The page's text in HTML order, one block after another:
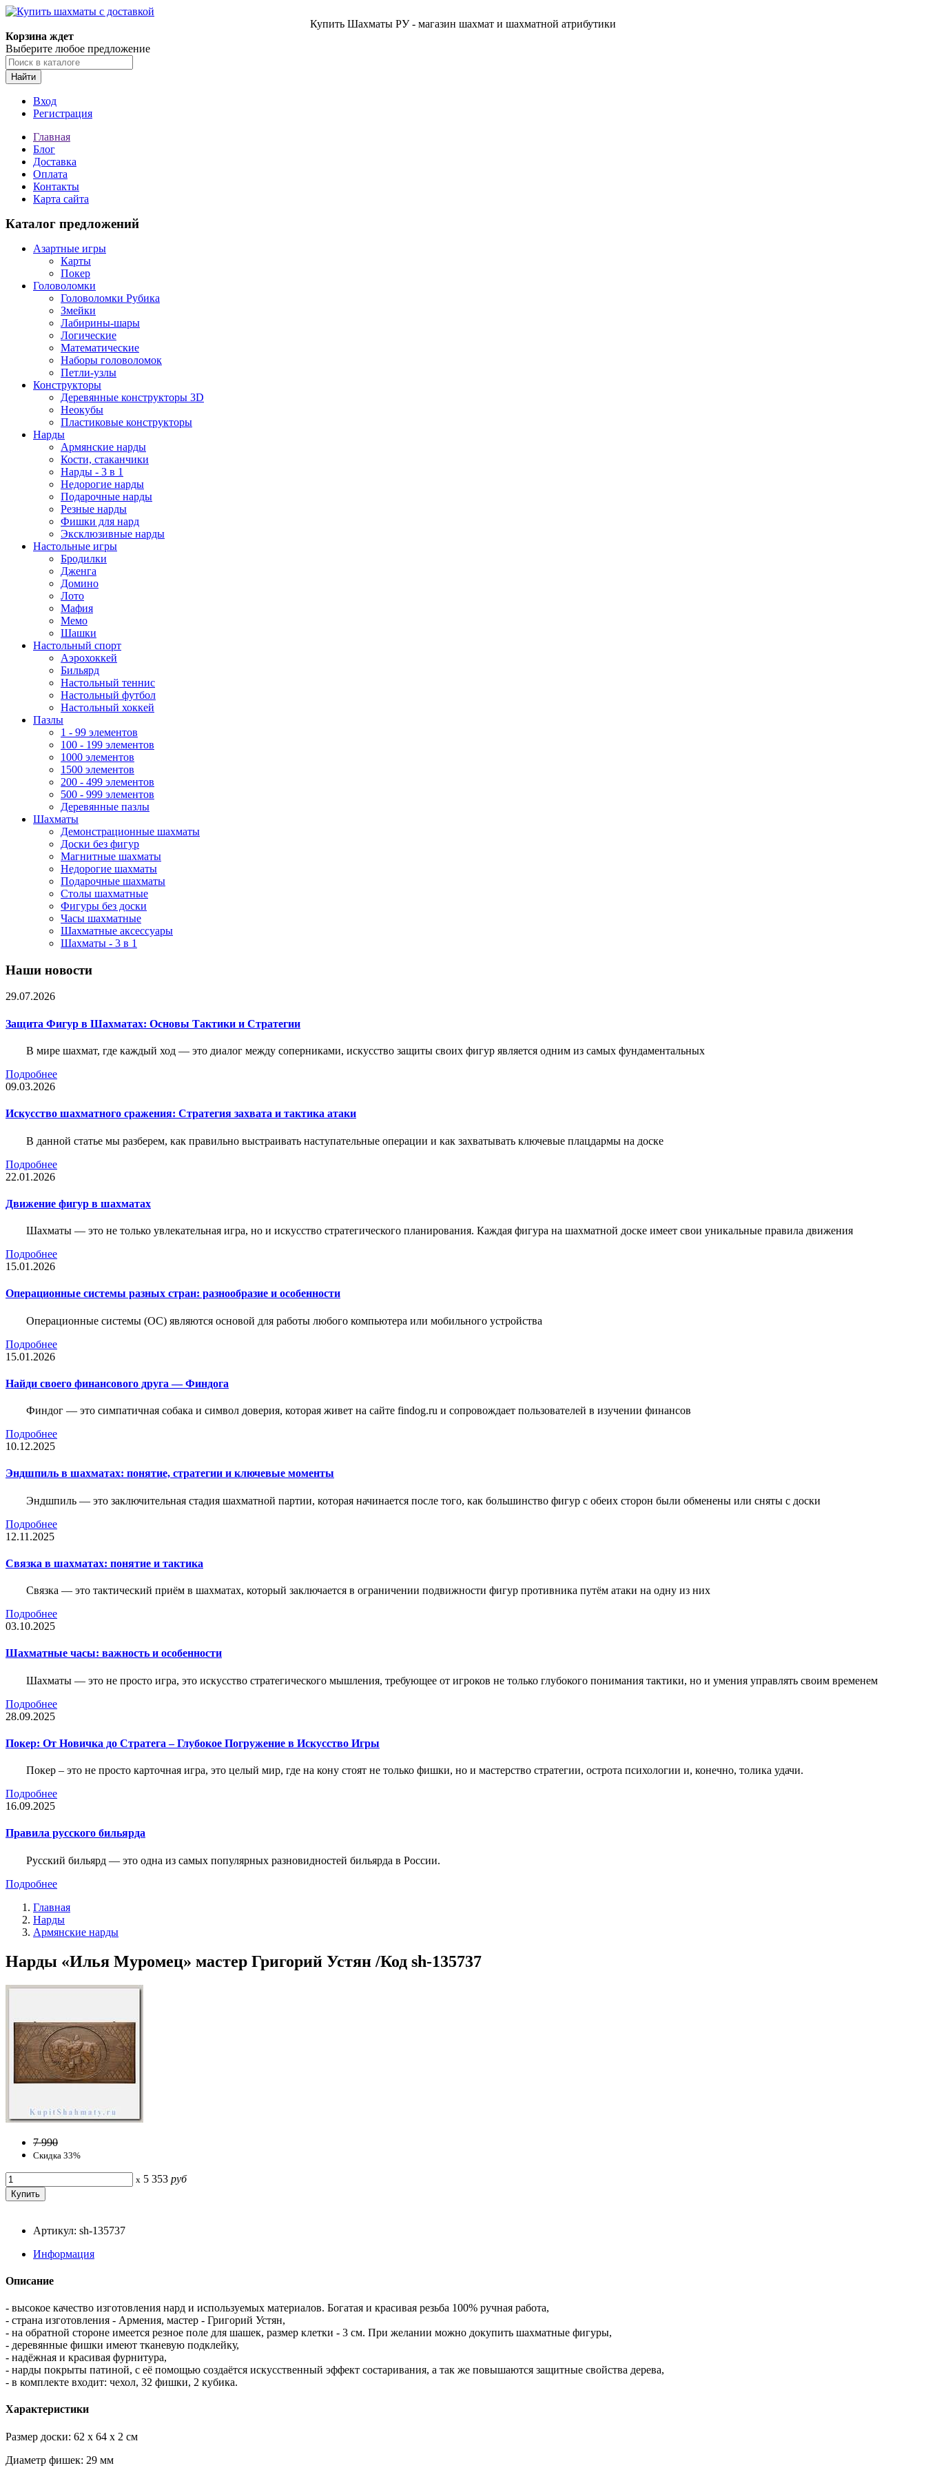
Купить Шахматы РУ - магазин шахмат и шахматной атрибутики
Корзина ждет
Выберите любое предложение
Найти
Вход
Регистрация
Главная
Блог
Доставка
Оплата
Контакты
Карта сайта
Каталог предложений
Азартные игры
Карты
Покер
Головоломки
Головоломки Рубика
Змейки
Лабирины-шары
Логические
Математические
Наборы головоломок
Петли-узлы
Конструкторы
Деревянные конструкторы 3D
Неокубы
Пластиковые конструкторы
Нарды
Армянские нарды
Кости, стаканчики
Нарды - 3 в 1
Недорогие нарды
Подарочные нарды
Резные нарды
Фишки для нард
Эксклюзивные нарды
Настольные игры
Бродилки
Дженга
Домино
Лото
Мафия
Мемо
Шашки
Настольный спорт
Аэрохоккей
Бильярд
Настольный теннис
Настольный футбол
Настольный хоккей
Пазлы
1 - 99 элементов
100 - 199 элементов
1000 элементов
1500 элементов
200 - 499 элементов
500 - 999 элементов
Деревянные пазлы
Шахматы
Демонстрационные шахматы
Доски без фигур
Магнитные шахматы
Недорогие шахматы
Подарочные шахматы
Столы шахматные
Фигуры без доски
Часы шахматные
Шахматные аксессуары
Шахматы - 3 в 1
Наши новости
29.07.2026
Защита Фигур в Шахматах: Основы Тактики и Стратегии
В мире шахмат, где каждый ход — это диалог между соперниками, искусство защиты своих фигур является одним из самых фундаментальных
Подробнее
09.03.2026
Искусство шахматного сражения: Стратегия захвата и тактика атаки
В данной статье мы разберем, как правильно выстраивать наступательные операции и как захватывать ключевые плацдармы на доске
Подробнее
22.01.2026
Движение фигур в шахматах
Шахматы — это не только увлекательная игра, но и искусство стратегического планирования. Каждая фигура на шахматной доске имеет свои уникальные правила движения
Подробнее
15.01.2026
Операционные системы разных стран: разнообразие и особенности
Операционные системы (ОС) являются основой для работы любого компьютера или мобильного устройства
Подробнее
15.01.2026
Найди своего финансового друга — Финдога
Финдог — это симпатичная собака и символ доверия, которая живет на сайте findog.ru и сопровождает пользователей в изучении финансов
Подробнее
10.12.2025
Эндшпиль в шахматах: понятие, стратегии и ключевые моменты
Эндшпиль — это заключительная стадия шахматной партии, которая начинается после того, как большинство фигур с обеих сторон были обменены или сняты с доски
Подробнее
12.11.2025
Связка в шахматах: понятие и тактика
Связка — это тактический приём в шахматах, который заключается в ограничении подвижности фигур противника путём атаки на одну из них
Подробнее
03.10.2025
Шахматные часы: важность и особенности
Шахматы — это не просто игра, это искусство стратегического мышления, требующее от игроков не только глубокого понимания тактики, но и умения управлять своим временем
Подробнее
28.09.2025
Покер: От Новичка до Стратега – Глубокое Погружение в Искусство Игры
Покер – это не просто карточная игра, это целый мир, где на кону стоят не только фишки, но и мастерство стратегии, острота психологии и, конечно, толика удачи.
Подробнее
16.09.2025
Правила русского бильярда
Русский бильярд — это одна из самых популярных разновидностей бильярда в России.
Подробнее
Главная
Нарды
Армянские нарды
Нарды «Илья Муромец» мастер Григорий Устян /Код sh-135737
7 990
Скидка 33%
x 5 353 руб
Артикул: sh-135737
Информация
Описание
- высокое качество изготовления нард и используемых материалов. Богатая и красивая резьба 100% ручная работа,
- страна изготовления - Армения, мастер - Григорий Устян,
- на обратной стороне имеется резное поле для шашек, размер клетки - 3 см. При желании можно докупить шахматные фигуры,
- деревянные фишки имеют тканевую подклейку,
- надёжная и красивая фурнитура,
- нарды покрыты патиной, с её помощью создаётся искусственный эффект состаривания, а так же повышаются защитные свойства дерева,
- в комплекте входит: чехол, 32 фишки, 2 кубика.
Характеристики
Размер доски: 62 x 64 x 2 см
Диаметр фишек: 29 мм